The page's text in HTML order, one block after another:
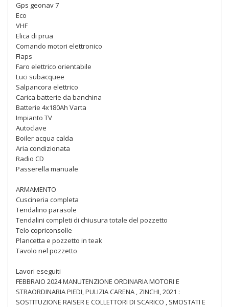
Gps geonav 7
Eco
VHF
Elica di prua
Comando motori elettronico
Flaps
Faro elettrico orientabile
Luci subacquee
Salpancora elettrico
Carica batterie da banchina
Batterie 4x180Ah Varta
Impianto TV
Autoclave
Boiler acqua calda
Aria condizionata
Radio CD
Passerella manuale
ARMAMENTO
Cuscineria completa
Tendalino parasole
Tendalini completi di chiusura totale del pozzetto
Telo copriconsolle
Plancetta e pozzetto in teak
Tavolo nel pozzetto
Lavori eseguiti
FEBBRAIO 2024 MANUTENZIONE ORDINARIA MOTORI E
STRAORDINARIA PIEDI, PULIZIA CARENA , ZINCHI, 2021 :
SOSTITUZIONE RAISER E COLLETTORI DI SCARICO , SMOSTATI E